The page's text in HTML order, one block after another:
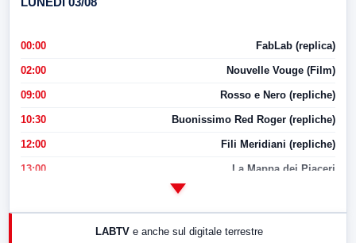
00:00 FabLab (replica)
02:00 Nouvelle Vouge (Film)
09:00 Rosso e Nero (repliche)
10:30 Buonissimo Red Roger (repliche)
12:00 Fili Meridiani (repliche)
13:00 La Mappa dei Piaceri
LABTV e anche sul digitale terrestre